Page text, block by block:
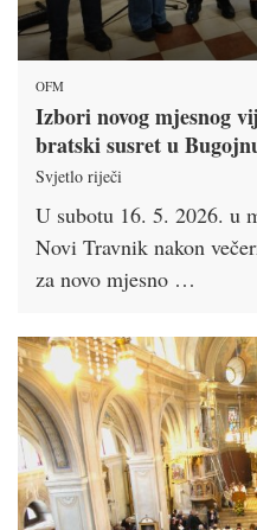
OFM
Izbori novog mjesnog
bratski susret u
Svjetlo riječi
U subotu 16. 5. 2026. u
Novi Travnik nakon
za novo mjesno …